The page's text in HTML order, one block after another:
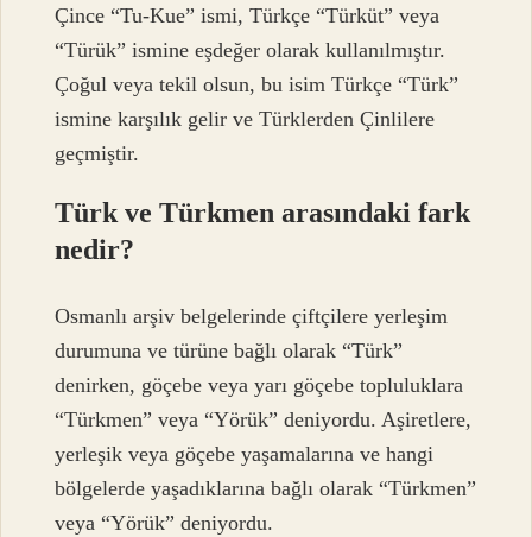
Çince “Tu-Kue” ismi, Türkçe “Türküt” veya
“Türük” ismine eşdeğer olarak kullanılmıştır.
Çoğul veya tekil olsun, bu isim Türkçe “Türk”
ismine karşılık gelir ve Türklerden Çinlilere
geçmiştir.
Türk ve Türkmen arasındaki fark
nedir?
Osmanlı arşiv belgelerinde çiftçilere yerleşim
durumuna ve türüne bağlı olarak “Türk”
denirken, göçebe veya yarı göçebe topluluklara
“Türkmen” veya “Yörük” deniyordu. Aşiretlere,
yerleşik veya göçebe yaşamalarına ve hangi
bölgelerde yaşadıklarına bağlı olarak “Türkmen”
veya “Yörük” deniyordu.